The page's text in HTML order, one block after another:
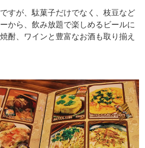
すが、駄菓子だけでなく、枝豆など
から、飲み放題で楽しめるビールに
酎、ワインと豊富なお酒も取り揃え